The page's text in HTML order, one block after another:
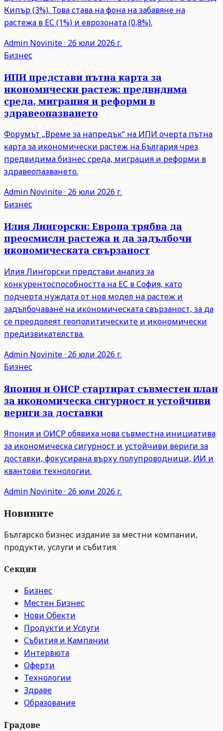
Кипър (3%). Това става на фона на забавяне на
растежа в ЕС (1%) и еврозоната (0,8%).
Admin Novinite· 26 юли 2026 г.
Бизнес
ИПИ представи пътна карта за
икономически растеж: предвидима
среда, миграция и реформи в
здравеопазването
Форумът „Време за напредък“ на ИПИ очерта пътна
карта за икономически растеж на България чрез
предвидима бизнес среда, миграция и реформи в
здравеопазването.
Admin Novinite· 26 юли 2026 г.
Бизнес
Илия Лингорски: Европа трябва да
преосмисли растежа и да задълбочи
икономическата свързаност
Илия Лингорски представи анализ за
конкурентоспособността на ЕС в София, като
подчерта нуждата от нов модел на растеж и
задълбочаване на икономическата свързаност, за да
се преодолеят геополитическите и икономически
предизвикателства.
Admin Novinite· 26 юли 2026 г.
Бизнес
Япония и ОИСР стартират съвместен план
за икономическа сигурност и устойчиви
вериги за доставки
Япония и ОИСР обявиха нова съвместна инициатива
за икономическа сигурност и устойчиви вериги за
доставки, фокусирана върху полупроводници, ИИ и
квантови технологии.
Admin Novinite· 26 юли 2026 г.
Новините
Българско бизнес издание за местни компании,
продукти, услуги и събития.
Секции
Бизнес
Местен Бизнес
Нови Обекти
Продукти и Услуги
Събития и Кампании
Интервюта
Оферти
Технологии
Здраве
Образование
Градове